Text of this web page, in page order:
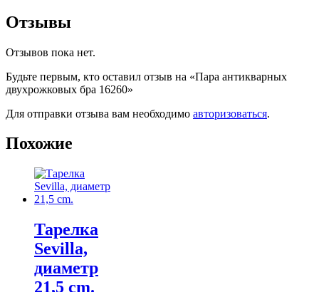
Отзывы
Отзывов пока нет.
Будьте первым, кто оставил отзыв на «Пара антикварных
двухрожковых бра 16260»
Для отправки отзыва вам необходимо авторизоваться.
Похожие
Тарелка
Sevilla,
диаметр
21,5 cm.